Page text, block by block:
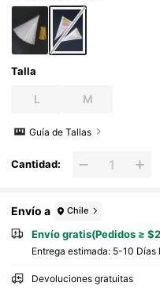
Talla
L M
Guía de Tallas
Cantidad:
Envío a Chile
Envío gratis(Pedidos ≥
Entrega estimada: 5-10 Días
Devoluciones gratuitas